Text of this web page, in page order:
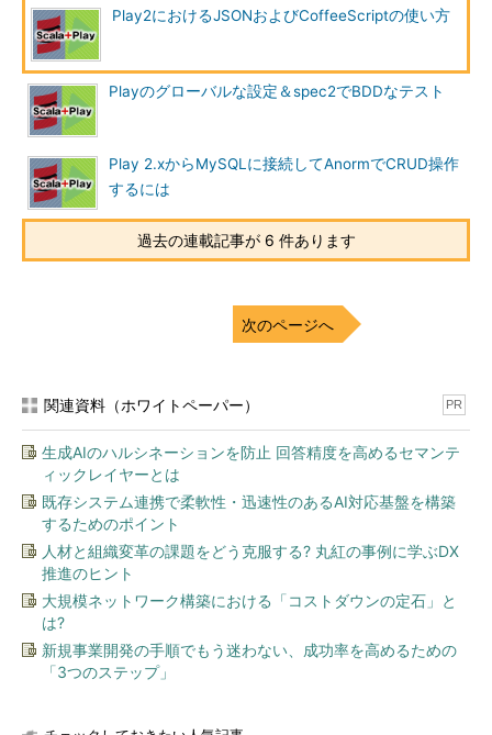
Play2におけるJSONおよびCoffeeScriptの使い方
Playのグローバルな設定＆spec2でBDDなテスト
Play 2.xからMySQLに接続してAnormでCRUD操作
するには
過去の連載記事が 6 件あります
次のページへ
関連資料（ホワイトペーパー） PR
生成AIのハルシネーションを防止 回答精度を高めるセマンテ
ィックレイヤーとは
既存システム連携で柔軟性・迅速性のあるAI対応基盤を構築
するためのポイント
人材と組織変革の課題をどう克服する? 丸紅の事例に学ぶDX
推進のヒント
大規模ネットワーク構築における「コストダウンの定石」と
は?
新規事業開発の手順でもう迷わない、成功率を高めるための
「3つのステップ」